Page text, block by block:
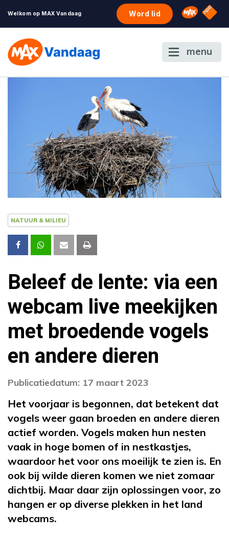
Welkom op MAX Vandaag Word lid Omroep
NPO
menu
NATUUR & MILIEU
Beleef de lente: via een
webcam live meekijken
met broedende vogels
en andere dieren
Publicatiedatum: 17 maart 2023
Het voorjaar is begonnen, dat betekent dat
vogels weer gaan broeden en andere dieren
actief worden. Vogels maken hun nesten
vaak in hoge bomen of in nestkastjes,
waardoor het voor ons moeilijk te zien is. En
ook bij wilde dieren komen we niet zomaar
dichtbij. Maar daar zijn oplossingen voor, zo
hangen er op diverse plekken in het land
webcams.